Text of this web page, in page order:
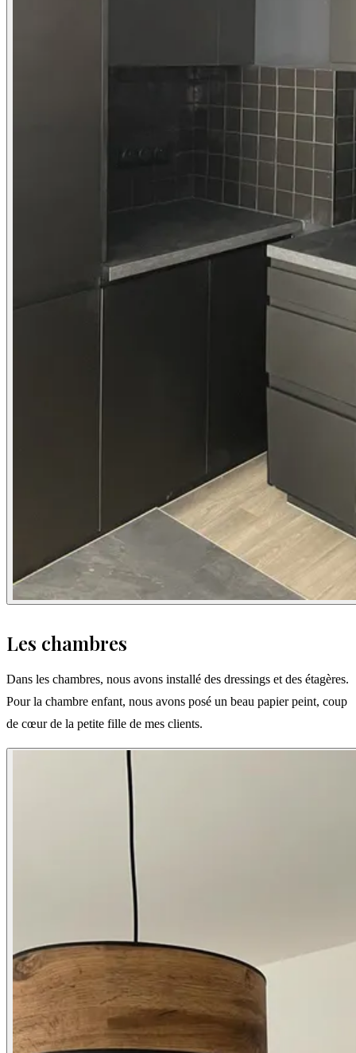
Les chambres
Dans les chambres, nous avons installé des dressings et des étagères.
Pour la chambre enfant, nous avons posé un beau papier peint, coup
de cœur de la petite fille de mes clients.